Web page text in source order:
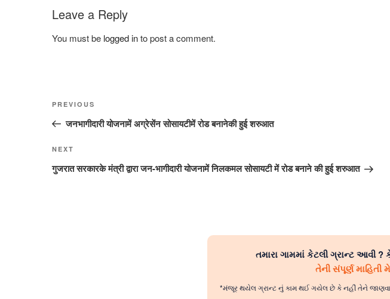
Leave a Reply
You must be logged into post a comment.
Post
navigation
Previous
Post
PREVIOUS
जनभागीदारी योजनामें अग्रेसेंन सोसायटीमें रोड बनानेकी हुई शरुआत
Next
Post
NEXT
गुजरात सरकारके मंत्री द्वारा जन-भागीदारी योजनामें निलकमल सोसायटी में रोड बनाने की हुई शरुआत
તમારા ગામમાં કેટલી ગ્રાન્ટ આવી
તેની સંપૂર્ણ માહિતી
*મંજૂર થયેલ ગ્રાન્ટ નું કામ થઈ ગયેલ છે કે નહીં તેને જાણવા